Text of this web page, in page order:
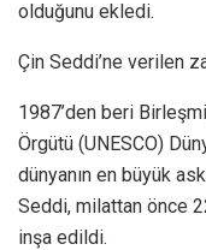
olduğunu ekledi.
Çin Seddi’ne verilen
1987’den beri
Örgütü (UNESCO)
dünyanın en büyük
Seddi, milattan önce
inşa edildi.